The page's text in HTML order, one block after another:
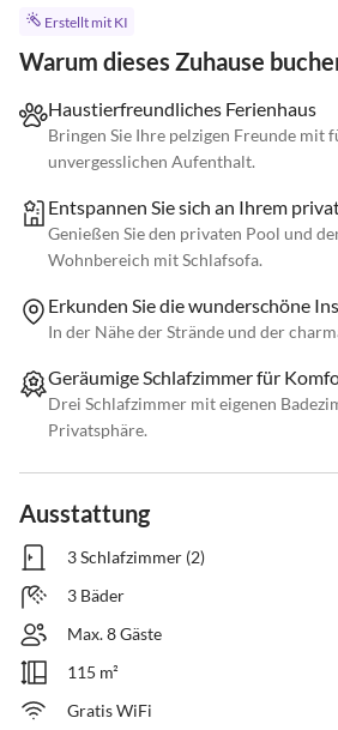
Erstellt mit KI
Warum dieses Zuhause
Haustierfreundliches Ferienhaus
Bringen Sie Ihre pelzigen Freunde mit
unvergesslichen Aufenthalt.
Entspannen Sie sich an Ihrem
Genießen Sie den privaten Pool und
Wohnbereich mit Schlafsofa.
Erkunden Sie die wunderschöne
In der Nähe der Strände und der
Geräumige Schlafzimmer für
Drei Schlafzimmer mit eigenen
Privatsphäre.
Ausstattung
3 Schlafzimmer (2)
3 Bäder
Max. 8 Gäste
115 m²
Gratis WiFi